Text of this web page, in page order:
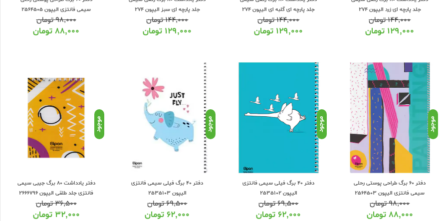
جلد پارچه ای زرد الیپون 274
۱۴۴,۰۰۰تومان
۱۲۹,۰۰۰ تومان
جلد پارچه ای گلبه ای الیپون 274
۱۴۴,۰۰۰تومان
۱۲۹,۰۰۰ تومان
جلد پارچه ای سبز الیپون 274
۱۴۴,۰۰۰تومان
۱۲۹,۰۰۰ تومان
سیمی فانتزی الیپون 2564505
۹۸,۰۰۰تومان
۸۸,۰۰۰تومان
موجود
دفتر 60 برگ طراحی پوستی رحلی
سیمی فانتزی الیپون 2564503
۹۸,۰۰۰تومان
۸۸,۰۰۰ تومان
موجود
دفتر 40 برگ فیلی سیمی فانتزی
الیپون 2535102
۶۹,۵۰۰تومان
۶۲,۰۰۰تومان
موجود
دفتر 40 برگ فیلی سیمی فانتزی
الیپون 2535103
۶۹,۵۰۰تومان
۶۲,۰۰۰تومان
موجود
دفتر یادداشت 80 برگ جیبی سیمی
فانتزی جلد طلقی الیپون 2666796
۳۶,۵۰۰تومان
۳۲,۰۰۰ تومان